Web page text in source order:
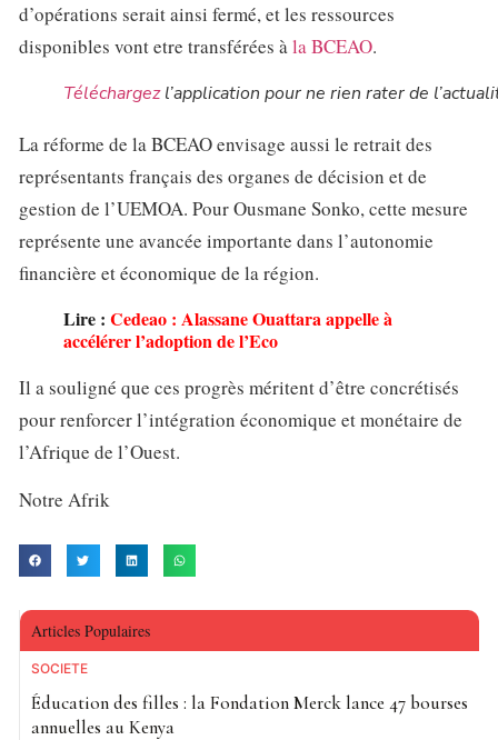
d’opérations serait ainsi fermé, et les ressources
disponibles vont etre transférées àla BCEAO.
Téléchargezl’application pour ne rien rater de
La réforme de la BCEAO envisage aussi le retrait des
représentants français des organes de décision et de
gestion de l’UEMOA. Pour Ousmane Sonko, cette mesure
représente une avancée importante dans l’autonomie
financière et économique de la région.
Lire : Cedeao : Alassane Ouattara appelle à
accélérer l’adoption de l’Eco
Il a souligné que ces progrès méritent d’être concrétisés
pour renforcer l’intégration économique et monétaire de
l’Afrique de l’Ouest.
Notre Afrik
Articles Populaires
SOCIETE
Éducation des filles : la Fondation Merck lance 47 bourses
annuelles au Kenya